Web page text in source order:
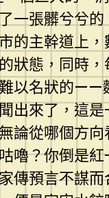
張髒兮兮
主幹道上
態，同時
以名狀的
來了，這
從哪個方
？你倒是
預言不謀